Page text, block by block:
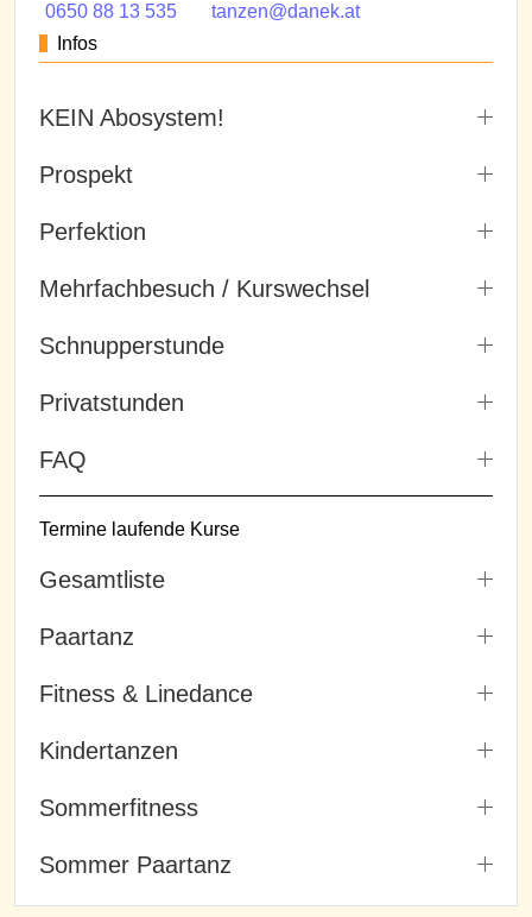
0650 88 13 535
tanzen@danek.at
Infos
KEIN Abosystem!
Prospekt
Perfektion
Mehrfachbesuch / Kurswechsel
Schnupperstunde
Privatstunden
FAQ
Termine laufende Kurse
Gesamtliste
Paartanz
Fitness & Linedance
Kindertanzen
Sommerfitness
Sommer Paartanz